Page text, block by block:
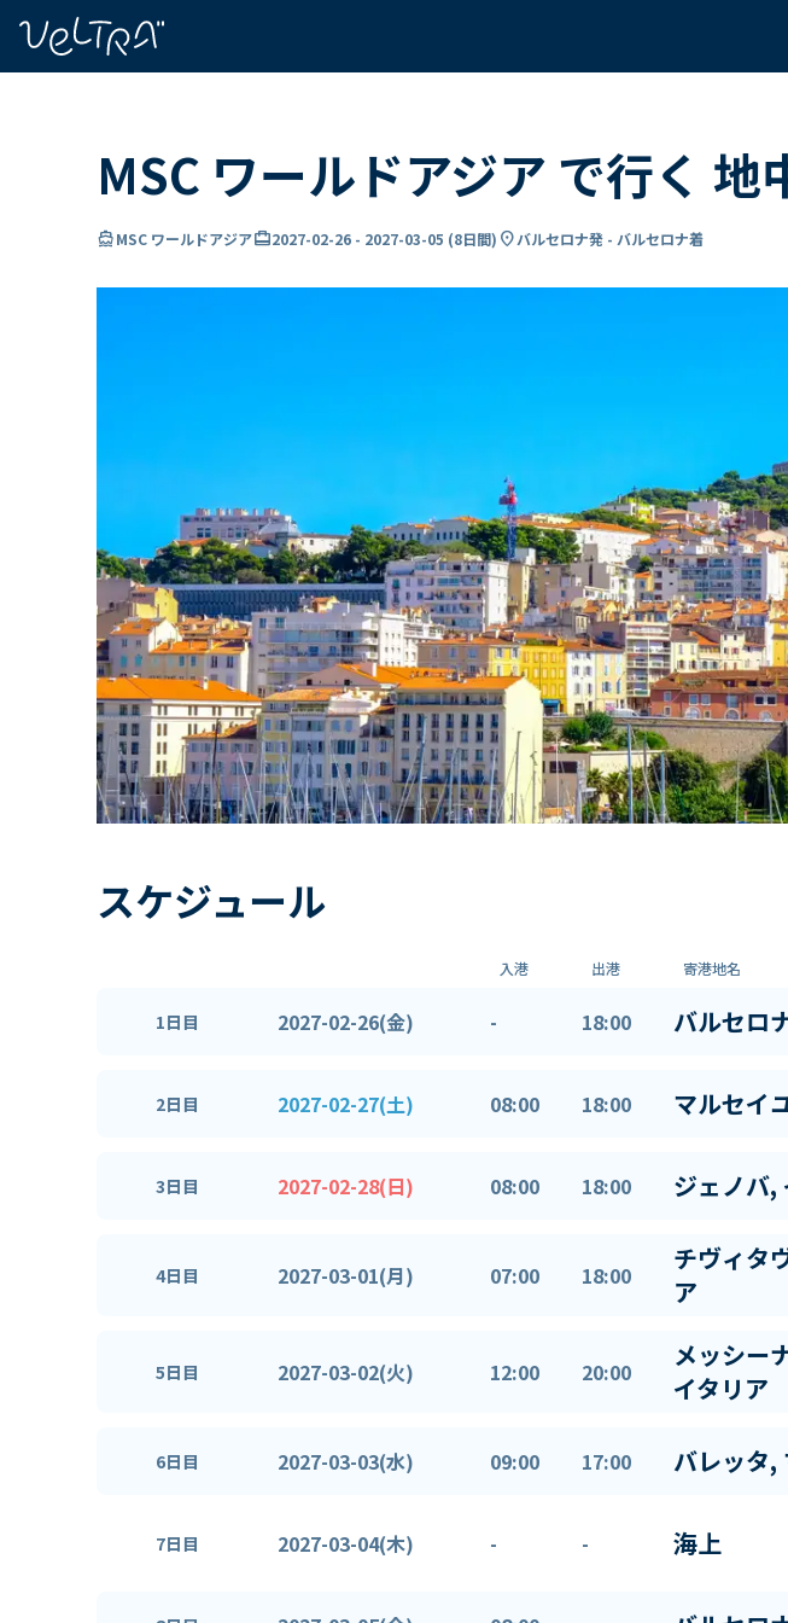
MSC ワールドアジア で行く
directions_boatMSC ワールドアジアcard_travel2027-02-26 - 2027-03-05 (8日間) location_onバルセロナ発 - バルセロナ着
スケジュール
入港 出港 寄港地名
1日目 2027-02-26(金) - 18:00 バルセロ
2日目 2027-02-27(土) 08:00 18:00 マルセイ
3日目 2027-02-28(日) 08:00 18:00 ジェノバ,
4日目 2027-03-01(月) 07:00 18:00
チヴィタ
ア
5日目 2027-03-02(火) 12:00 20:00
メッシー
イタリア
6日目 2027-03-03(水) 09:00 17:00 バレッタ,
7日目 2027-03-04(木) - - 海上